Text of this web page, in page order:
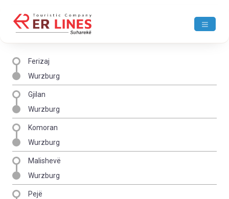
Ferizaj
Wurzburg
Gjilan
Wurzburg
Komoran
Wurzburg
Malishevë
Wurzburg
Pejë